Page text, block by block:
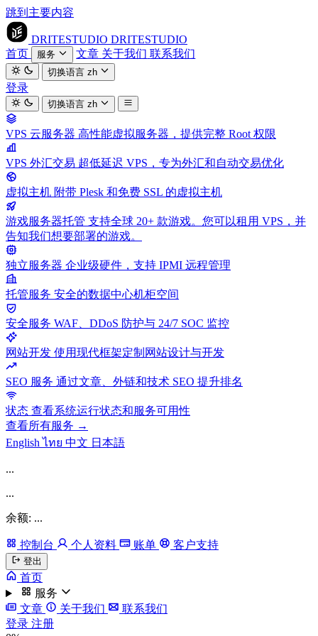
跳到主要内容
DRITESTUDIO DRITESTUDIO
首页
服务 文章 关于我们 联系我们
切换语言zh
登录
切换语言zh
VPS 云服务器 高性能虚拟服务器，提供完整 Root 权限
VPS 外汇交易 超低延迟 VPS，专为外汇和自动交易优化
虚拟主机 附带 Plesk 和免费 SSL 的虚拟主机
游戏服务器托管 支持全球 20+ 款游戏。您可以租用 VPS，并
告知我们想要部署的游戏。
独立服务器 企业级硬件，支持 IPMI 远程管理
托管服务 安全的数据中心机柜空间
安全服务 WAF、DDoS 防护与 24/7 SOC 监控
网站开发 使用现代框架定制网站设计与开发
SEO 服务 通过文章、外链和技术 SEO 提升排名
状态 查看系统运行状态和服务可用性
查看所有服务 →
Englishไทย 中文 日本語
...
...
余额: ...
控制台 个人资料 账单 客户支持
登出
首页
服务
文章
关于我们
联系我们
登录 注册